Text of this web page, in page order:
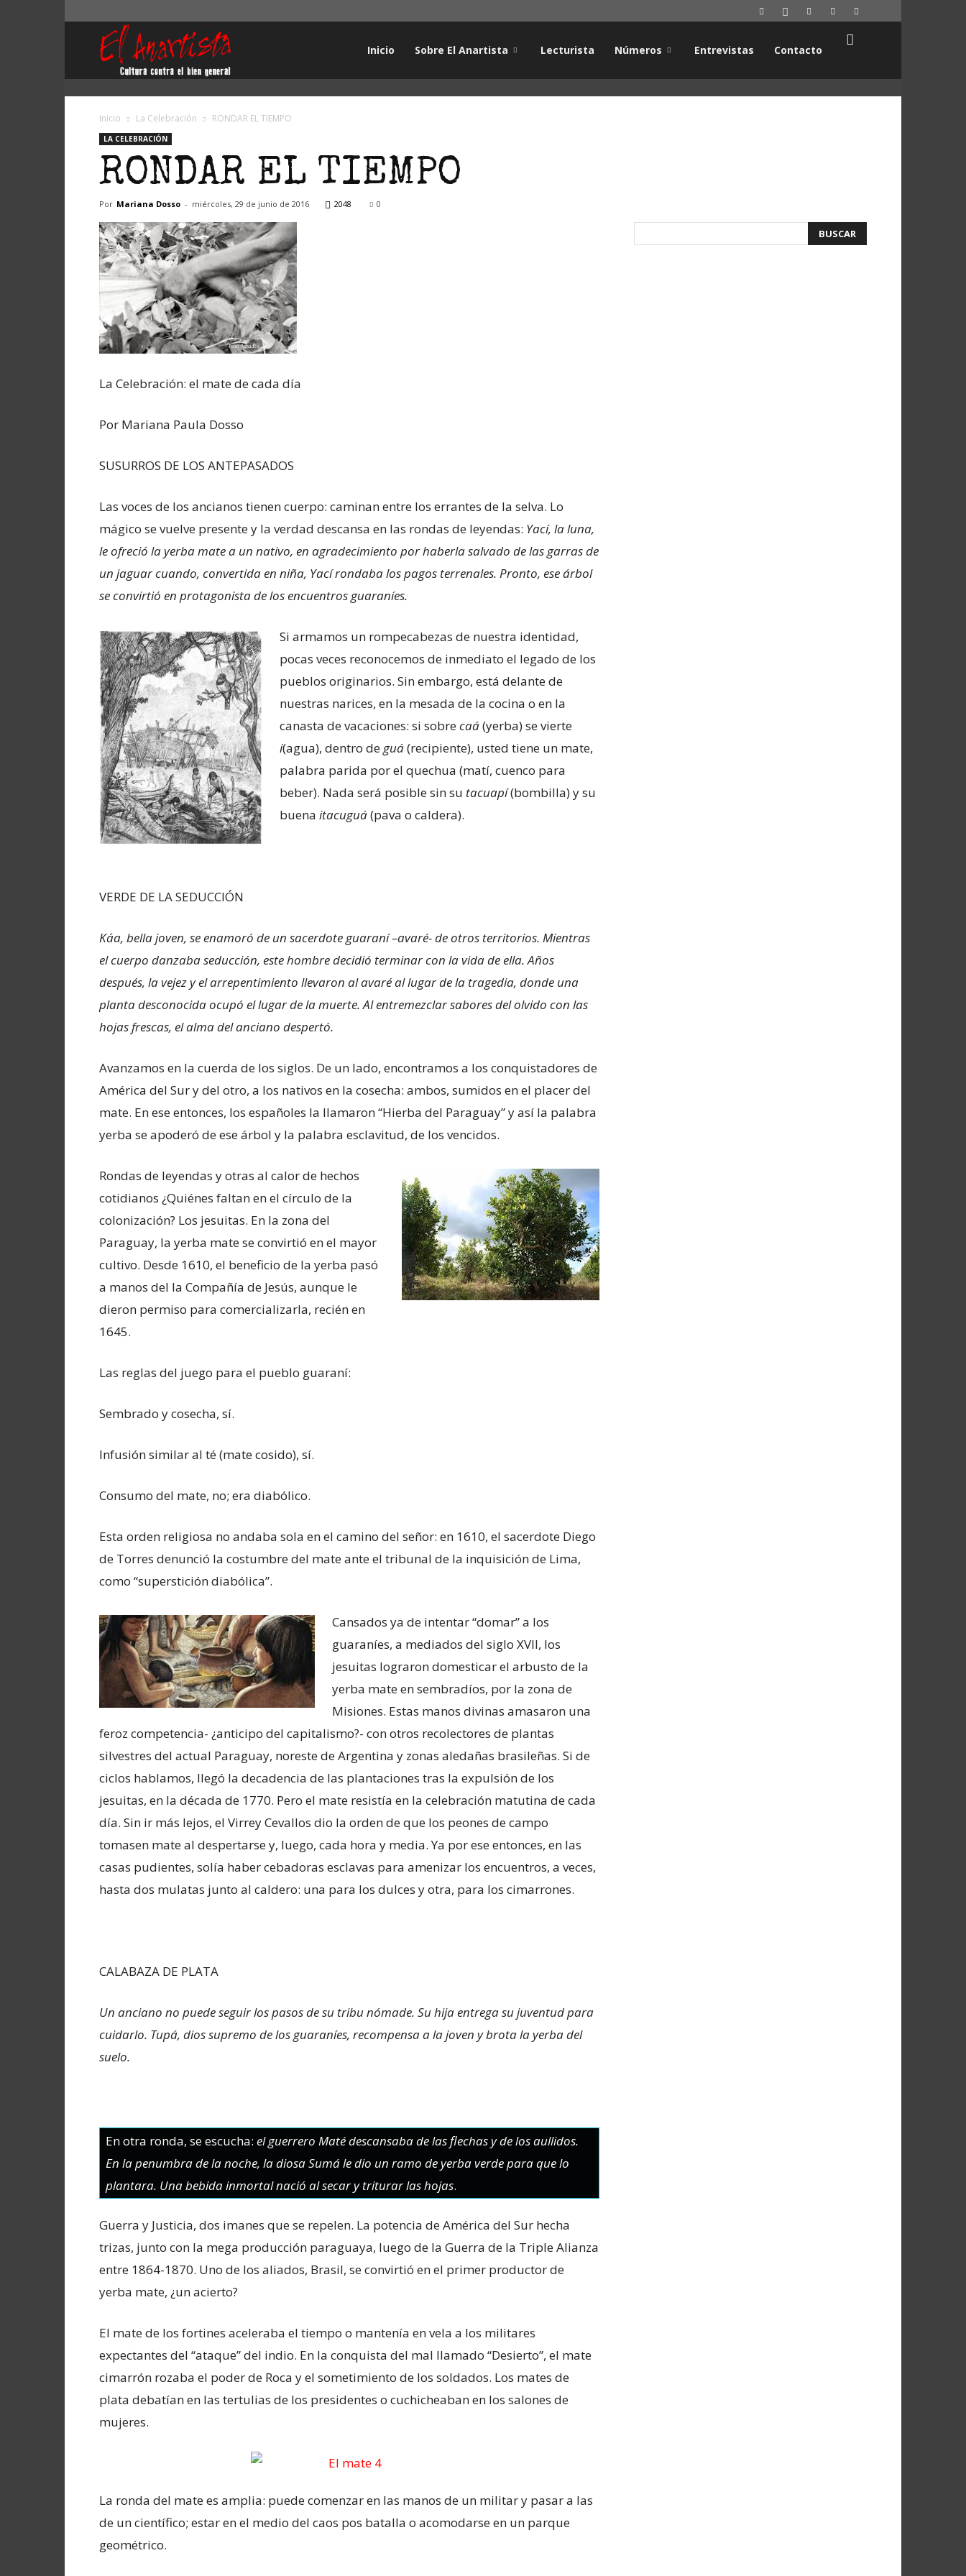
Inicio Sobre El Anartista Lecturista Números Entrevistas Contacto
Inicio La Celebración RONDAR EL TIEMPO
LA CELEBRACIÓN
RONDAR EL TIEMPO
Por Mariana Dosso - miércoles, 29 de junio de 2016 2048 0
La Celebración: el mate de cada día
Por Mariana Paula Dosso
SUSURROS DE LOS ANTEPASADOS
Las voces de los ancianos tienen cuerpo: caminan entre los errantes de la selva. Lo
mágico se vuelve presente y la verdad descansa en las rondas de leyendas: Yací, la luna,
le ofreció la yerba mate a un nativo, en agradecimiento por haberla salvado de las garras de
un jaguar cuando, convertida en niña, Yací rondaba los pagos terrenales. Pronto, ese árbol
se convirtió en protagonista de los encuentros guaraníes.
Si armamos un rompecabezas de nuestra identidad,
pocas veces reconocemos de inmediato el legado de los
pueblos originarios. Sin embargo, está delante de
nuestras narices, en la mesada de la cocina o en la
canasta de vacaciones: si sobrecaá(yerba) se vierte
i(agua), dentro deguá(recipiente), usted tiene un mate,
palabra parida por el quechua (matí, cuenco para
beber). Nada será posible sin su tacuapí(bombilla) y su
buena itacuguá(pava o caldera).
VERDE DE LA SEDUCCIÓN
Ka´a, bella joven, se enamoró de un sacerdote guaraní –avaré- de otros territorios. Mientras
el cuerpo danzaba seducción, este hombre decidió terminar con la vida de ella. Años
después, la vejez y el arrepentimiento llevaron al avaré al lugar de la tragedia, donde una
planta desconocida ocupó el lugar de la muerte. Al entremezclar sabores del olvido con las
hojas frescas, el alma del anciano despertó.
Avanzamos en la cuerda de los siglos. De un lado, encontramos a los conquistadores de
América del Sur y del otro, a los nativos en la cosecha: ambos, sumidos en el placer del
mate. En ese entonces, los españoles la llamaron “Hierba del Paraguay” y así la palabra
yerba se apoderó de ese árbol y la palabra esclavitud, de los vencidos.
Rondas de leyendas y otras al calor de hechos
cotidianos ¿Quiénes faltan en el círculo de la
colonización? Los jesuitas. En la zona del
Paraguay, la yerba mate se convirtió en el mayor
cultivo. Desde 1610, el beneficio de la yerba pasó
a manos del la Compañía de Jesús, aunque le
dieron permiso para comercializarla, recién en
1645.
Las reglas del juego para el pueblo guaraní:
Sembrado y cosecha, sí.
Infusión similar al té (mate cosido), sí.
Consumo del mate, no; era diabólico.
Esta orden religiosa no andaba sola en el camino del señor: en 1610, el sacerdote Diego
de Torres denunció la costumbre del mate ante el tribunal de la inquisición de Lima,
como “superstición diabólica”.
Cansados ya de intentar “domar” a los
guaraníes, a mediados del siglo XVII, los
jesuitas lograron domesticar el arbusto de la
yerba mate en sembradíos, por la zona de
Misiones. Estas manos divinas amasaron una
feroz competencia- ¿anticipo del capitalismo?- con otros recolectores de plantas
silvestres del actual Paraguay, noreste de Argentina y zonas aledañas brasileñas. Si de
ciclos hablamos, llegó la decadencia de las plantaciones tras la expulsión de los
jesuitas, en la década de 1770. Pero el mate resistía en la celebración matutina de cada
día. Sin ir más lejos, el Virrey Cevallos dio la orden de que los peones de campo
tomasen mate al despertarse y, luego, cada hora y media. Ya por ese entonces, en las
casas pudientes, solía haber cebadoras esclavas para amenizar los encuentros, a veces,
hasta dos mulatas junto al caldero: una para los dulces y otra, para los cimarrones.
CALABAZA DE PLATA
Un anciano no puede seguir los pasos de su tribu nómade. Su hija entrega su juventud para
cuidarlo. Tupá, dios supremo de los guaraníes, recompensa a la joven y brota la yerba del
suelo.
En otra ronda, se escucha: el guerrero Maté descansaba de las flechas y de los aullidos.
En la penumbra de la noche, la diosa Sumá le dio un ramo de yerba verde para que lo
plantara. Una bebida inmortal nació al secar y triturar las hojas.
Guerra y Justicia, dos imanes que se repelen. La potencia de América del Sur hecha
trizas, junto con la mega producción paraguaya, luego de la Guerra de la Triple Alianza
entre 1864-1870. Uno de los aliados, Brasil, se convirtió en el primer productor de
yerba mate, ¿un acierto?
El mate de los fortines aceleraba el tiempo o mantenía en vela a los militares
expectantes del “ataque” del indio. En la conquista del mal llamado “Desierto”, el mate
cimarrón rozaba el poder de Roca y el sometimiento de los soldados. Los mates de
plata debatían en las tertulias de los presidentes o cuchicheaban en los salones de
mujeres.
La ronda del mate es amplia: puede comenzar en las manos de un militar y pasar a las
de un científico; estar en el medio del caos pos batalla o acomodarse en un parque
geométrico.